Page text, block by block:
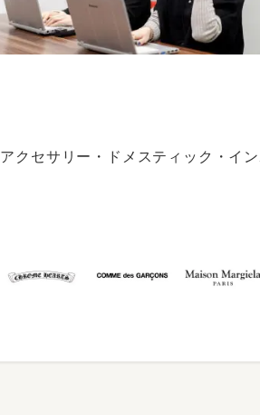
アクセサリー・ドメスティック・イ